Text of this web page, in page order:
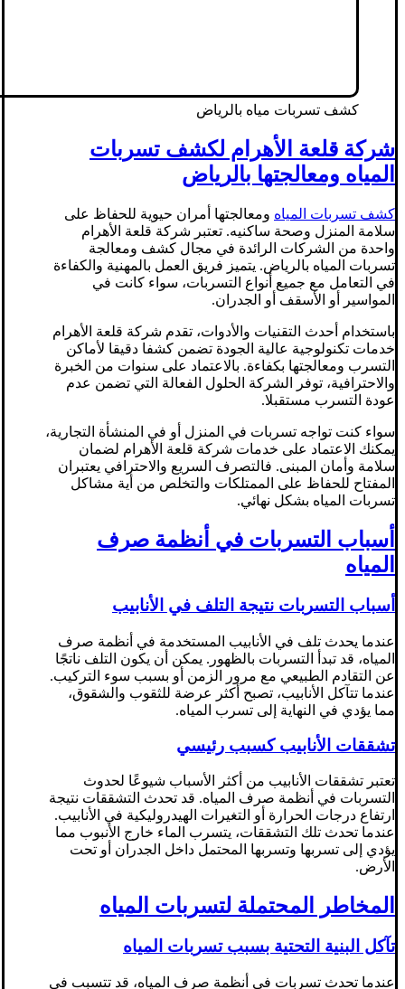
كشف تسربات مياه بالرياض
شركة قلعة الأهرام لكشف تسربات
المياه ومعالجتها بالرياض
كشف تسربات المياه ومعالجتها أمران حيوية للحفاظ على
سلامة المنزل وصحة ساكنيه. تعتبر شركة قلعة الأهرام
واحدة من الشركات الرائدة في مجال كشف ومعالجة
تسربات المياه بالرياض. يتميز فريق العمل بالمهنية والكفاءة
في التعامل مع جميع أنواع التسربات، سواء كانت في
المواسير أو الأسقف أو الجدران.
باستخدام أحدث التقنيات والأدوات، تقدم شركة قلعة الأهرام
خدمات تكنولوجية عالية الجودة تضمن كشفا دقيقا لأماكن
التسرب ومعالجتها بكفاءة. بالاعتماد على سنوات من الخبرة
والاحترافية، توفر الشركة الحلول الفعالة التي تضمن عدم
عودة التسرب مستقبلا.
سواء كنت تواجه تسربات في المنزل أو في المنشأة التجارية،
يمكنك الاعتماد على خدمات شركة قلعة الأهرام لضمان
سلامة وأمان المبنى. فالتصرف السريع والاحترافي يعتبران
المفتاح للحفاظ على الممتلكات والتخلص من أية مشاكل
تسربات المياه بشكل نهائي.
أسباب التسربات في أنظمة صرف
المياه
أسباب التسربات نتيجة التلف في الأنابيب
عندما يحدث تلف في الأنابيب المستخدمة في أنظمة صرف
المياه، قد تبدأ التسربات بالظهور. يمكن أن يكون التلف ناتجًا
عن التقادم الطبيعي مع مرور الزمن أو بسبب سوء التركيب.
عندما تتآكل الأنابيب، تصبح أكثر عرضة للثقوب والشقوق،
مما يؤدي في النهاية إلى تسرب المياه.
تشققات الأنابيب كسبب رئيسي
تعتبر تشققات الأنابيب من أكثر الأسباب شيوعًا لحدوث
التسربات في أنظمة صرف المياه. قد تحدث التشققات نتيجة
ارتفاع درجات الحرارة أو التغيرات الهيدروليكية في الأنابيب.
عندما تحدث تلك التشققات، يتسرب الماء خارج الأنبوب مما
يؤدي إلى تسربها وتسربها المحتمل داخل الجدران أو تحت
الأرض.
المخاطر المحتملة لتسربات المياه
تآكل البنية التحتية بسبب تسربات المياه
عندما تحدث تسربات في أنظمة صرف المياه، قد تتسبب في